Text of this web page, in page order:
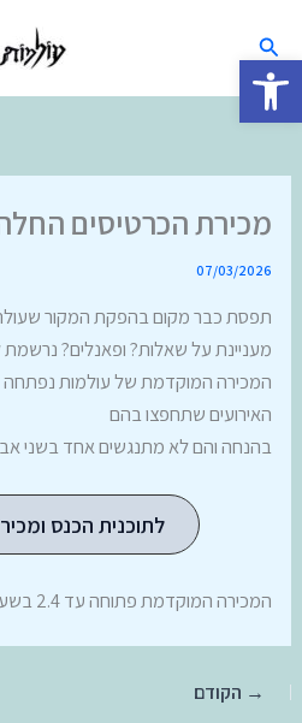
פתח סרגל נגישות
לתוכןחיפוש
מכירת הכרטיסים
07/03/2026
תפסת כבר מקום בהפקת המקור
מעניינת על שאלות? ופאנלים?
המכירה המוקדמת של עולמות נפתחה
האירועים שתחפצו בהם
בהנחה והם לא מתנגשים אחד בשני
לתוכנית הכנס
המכירה המוקדמת פתוחה עד 2.4 בשעה 23:59